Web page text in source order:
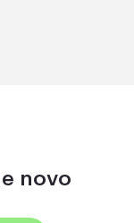
novo